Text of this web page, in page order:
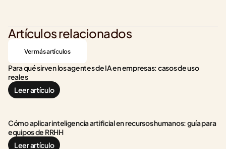
Artículos relacionados
Ver más artículos
Para qué sirven los agentes de IA en empresas: casos de uso
reales
Leer artículo
Cómo aplicar inteligencia artificial en recursos humanos: guía para
equipos de RRHH
Leer artículo